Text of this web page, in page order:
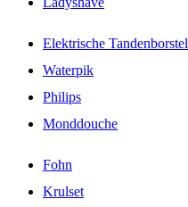
Elektrische Tandenborstel
Waterpik
Philips
Monddouche
Fohn
Krulset